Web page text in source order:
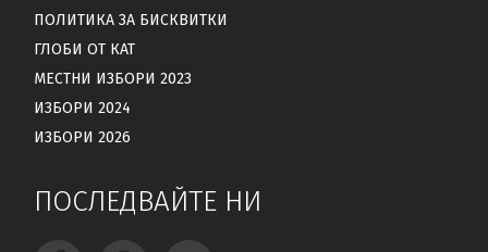
ПОЛИТИКА ЗА БИСКВИТКИ
ГЛОБИ ОТ КАТ
МЕСТНИ ИЗБОРИ 2023
ИЗБОРИ 2024
ИЗБОРИ 2026
ПОСЛЕДВАЙТЕ НИ